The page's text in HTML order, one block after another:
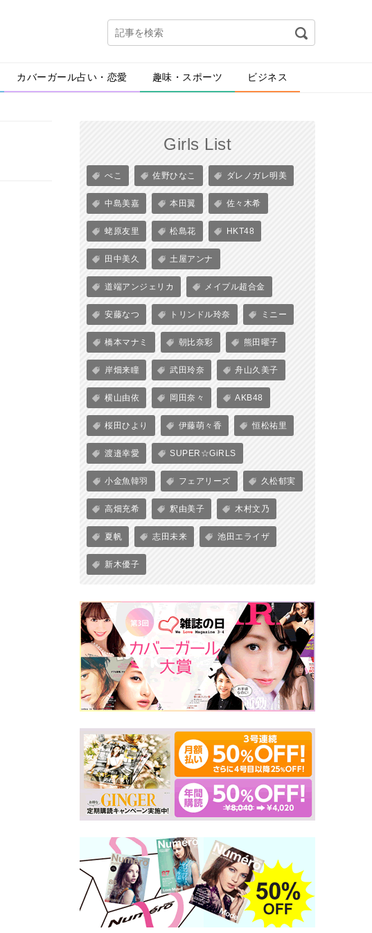
カバーガール占い・恋愛 趣味・スポーツ ビジネス
Girls List
ぺこ 佐野ひなこ ダレノガレ明美
中島美嘉 本田翼 佐々木希
蛯原友里 松島花 HKT48
田中美久 土屋アンナ
道端アンジェリカ メイプル超合金
安藤なつ トリンドル玲奈 ミニー
橋本マナミ 朝比奈彩 熊田曜子
岸畑来瞳 武田玲奈 舟山久美子
横山由依 岡田奈々 AKB48
桜田ひより 伊藤萌々香 恒松祐里
渡邉幸愛 SUPER☆GiRLS
小金魚韓羽 フェアリーズ 久松郁実
高畑充希 釈由美子 木村文乃
夏帆 志田未来 池田エライザ
新木優子